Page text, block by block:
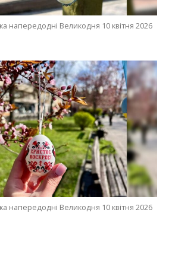
напередодні Великодня 10 квітня 2026
напередодні Великодня 10 квітня 2026